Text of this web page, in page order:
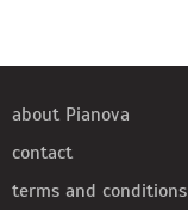
about Pianova
contact
terms and conditions